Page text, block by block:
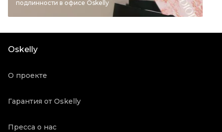
Цвет
Темно-синий
Продавец
подлинности в офисе Oskelly
Oskelly
О проекте
Гарантия от Oskelly
Пресса о нас